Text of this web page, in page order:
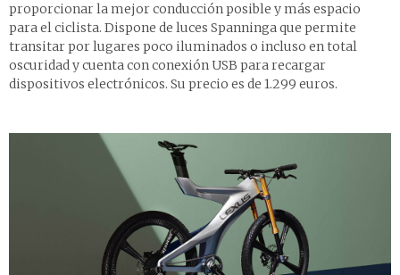
proporcionar la mejor conducción posible y más espacio
para el ciclista. Dispone de luces Spanninga que permite
transitar por lugares poco iluminados o incluso en total
oscuridad y cuenta con conexión USB para recargar
dispositivos electrónicos. Su precio es de 1.299 euros.